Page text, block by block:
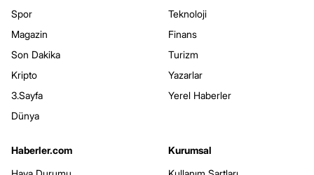
Spor
Magazin
Son Dakika
Kripto
3.Sayfa
Dünya
Teknoloji
Finans
Turizm
Yazarlar
Yerel Haberler
Haberler.com
Kurumsal